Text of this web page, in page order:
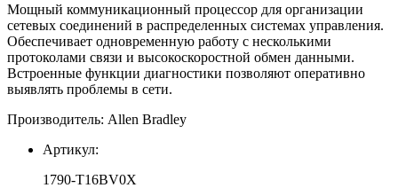
1790-
T16BV0X
Мощный коммуникационный процессор для организации
сетевых соединений в распределенных системах управления.
Обеспечивает одновременную работу с несколькими
протоколами связи и высокоскоростной обмен данными.
Встроенные функции диагностики позволяют оперативно
выявлять проблемы в сети.
Производитель: Allen Bradley
Артикул:
1790-T16BV0X